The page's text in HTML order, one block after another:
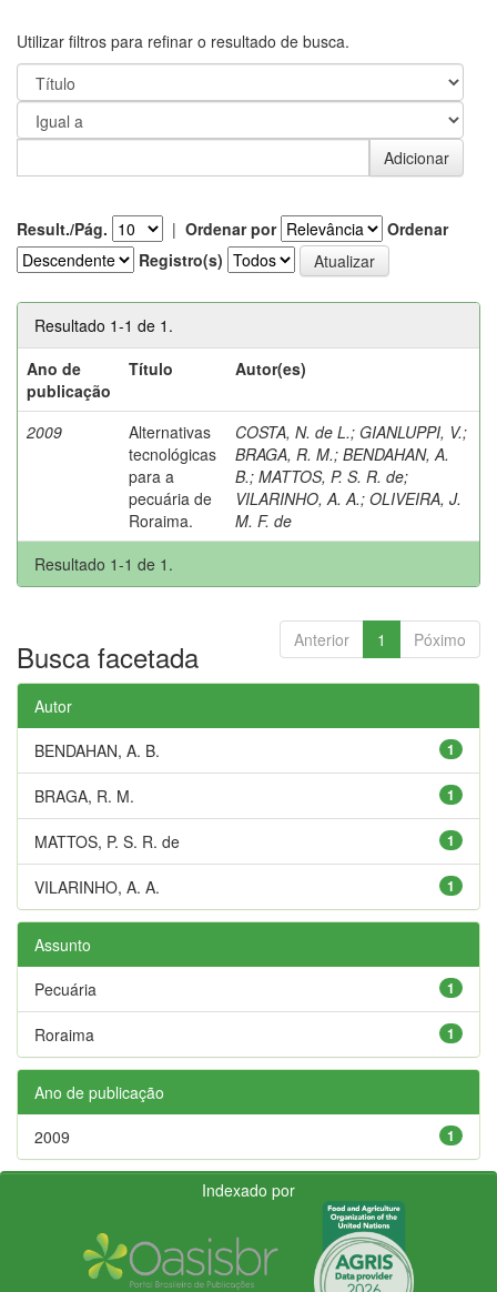
Utilizar filtros para refinar o resultado de busca.
Result./Pág. | Ordenar por
Ordenar
Registro(s)
Resultado 1-1 de 1.
Ano de
publicação
Título Autor(es)
2009
Alternativas
tecnológicas
para a
pecuária de
Roraima.
COSTA, N. de L.; GIANLUPPI, V.;
BRAGA, R. M.; BENDAHAN, A.
B.; MATTOS, P. S. R. de;
VILARINHO, A. A.; OLIVEIRA, J.
M. F. de
Resultado 1-1 de 1.
Anterior 1 Póximo
Busca facetada
Autor
1
BENDAHAN, A. B.
1
BRAGA, R. M.
1
MATTOS, P. S. R. de
1
VILARINHO, A. A.
Assunto
1
Pecuária
1
Roraima
Ano de publicação
1
2009
Indexado por